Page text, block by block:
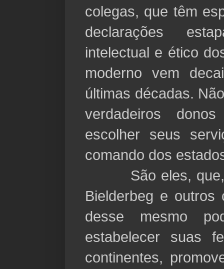
colegas, que têm
declarações
intelectual e ético
moderno vem
últimas décadas.
verdadeiros
escolher seus
comando dos
São eles, que,
Bielderbeg e outros
desse mesmo
estabelecer suas
continentes,